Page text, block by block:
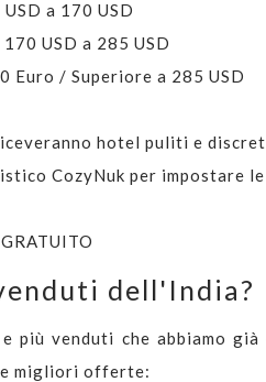
a 170 USD
USD a 285 USD
Euro / Superiore a 285 USD
hotel puliti e
CozyNuk per impostare
dell'India?
più venduti che abbiamo
migliori offerte: